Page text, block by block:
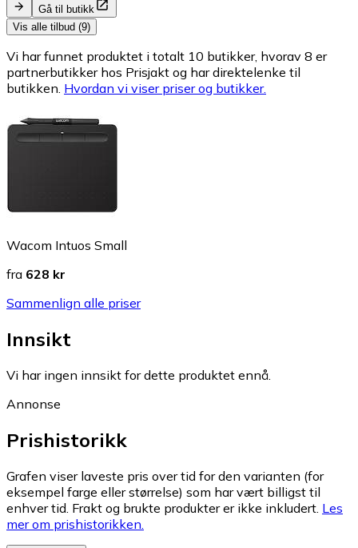
Gå til butikk
Vis alle tilbud (9)
Vi har funnet produktet i totalt 10 butikker, hvorav 8 er
partnerbutikker hos Prisjakt og har direktelenke til
butikken. Hvordan vi viser priser og butikker.
Wacom Intuos Small
fra 628 kr
Sammenlign alle priser
Innsikt
Vi har ingen innsikt for dette produktet ennå.
Annonse
Prishistorikk
Grafen viser laveste pris over tid for den varianten (for
eksempel farge eller størrelse) som har vært billigst til
enhver tid. Frakt og brukte produkter er ikke inkludert. Les
mer om prishistorikken.